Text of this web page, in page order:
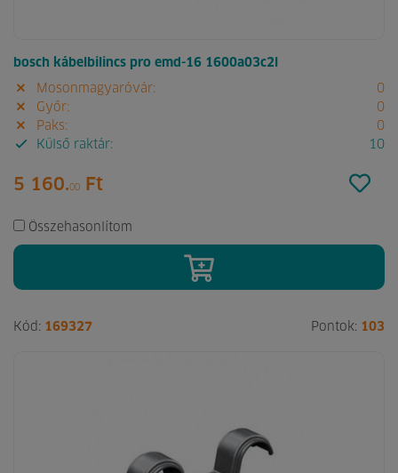
bosch kábelbilincs pro emd-16 1600a03c2l
Mosonmagyaróvár:
0
Győr:
0
Paks:
0
Külső raktár:
10
5 160.00 Ft
Összehasonlítom
Kód: 169327 Pontok: 103